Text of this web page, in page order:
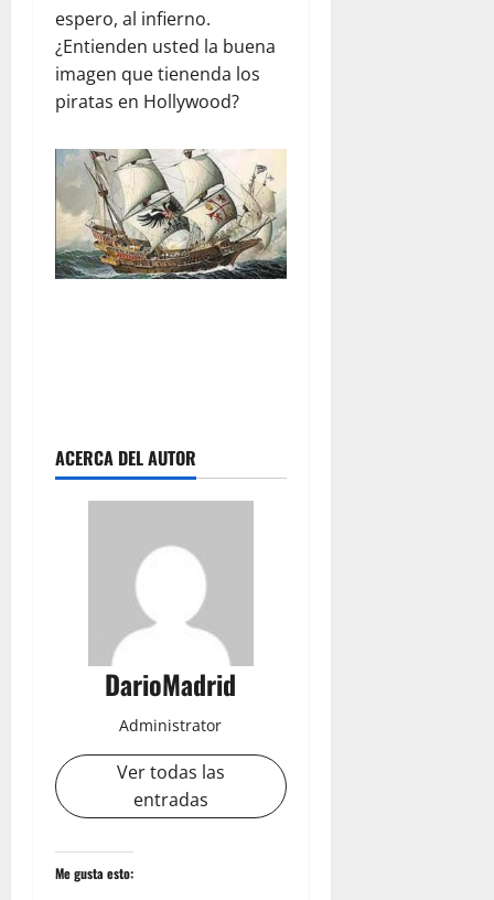
espero, al infierno.
¿Entienden usted la buena
imagen que tienenda los
piratas en Hollywood?
ACERCA DEL AUTOR
DarioMadrid
Administrator
Ver todas las
entradas
Me gusta esto: